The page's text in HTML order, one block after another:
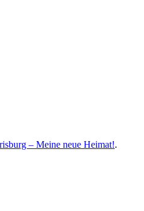
– Meine neue Heimat!.